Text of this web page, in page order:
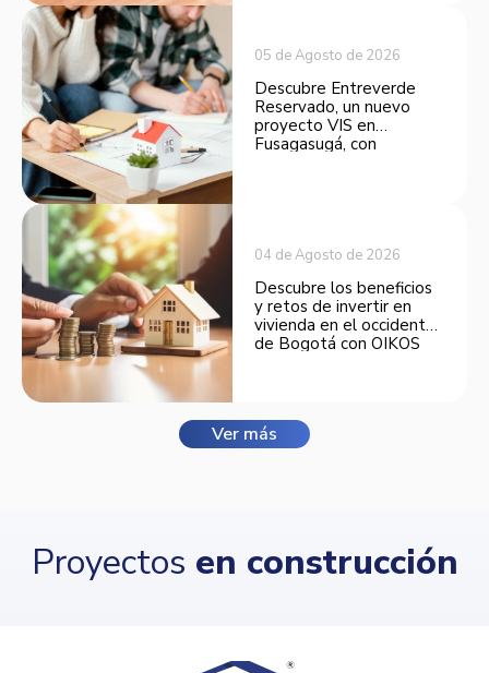
05 de Agosto de 2026
Descubre Entreverde
Reservado, un nuevo
proyecto VIS en
Fusagasugá, con
04 de Agosto de 2026
Descubre los beneficios
y retos de invertir en
vivienda en el occidente
de Bogotá con OIKOS
Ver más
Proyectos en construcción